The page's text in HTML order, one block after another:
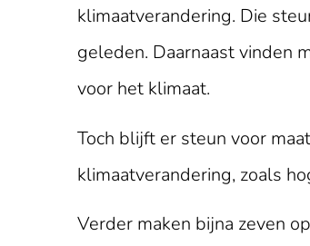
klimaatverandering. Die
geleden. Daarnaast vinden
voor het klimaat.
Toch blijft er steun voor
klimaatverandering, zoals
Verder maken bijna zeven